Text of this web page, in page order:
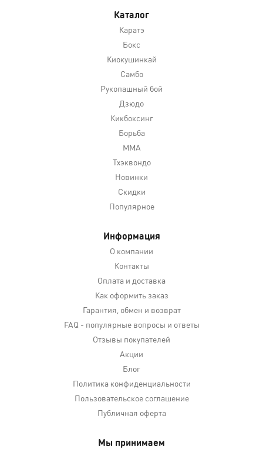
Каталог
Каратэ
Бокс
Киокушинкай
Самбо
Рукопашный бой
Дзюдо
Кикбоксинг
Борьба
MMA
Тхэквондо
Новинки
Скидки
Популярное
Информация
О компании
Контакты
Оплата и доставка
Как оформить заказ
Гарантия, обмен и возврат
FAQ - популярные вопросы и ответы
Отзывы покупателей
Акции
Блог
Политика конфиденциальности
Пользовательское соглашение
Публичная оферта
Мы принимаем